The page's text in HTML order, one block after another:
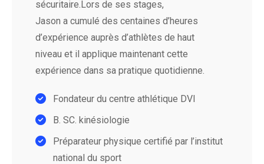
sécuritaire.Lors de ses stages,
Jason a cumulé des centaines d’heures
d’expérience auprès d’athlètes de haut
niveau et il applique maintenant cette
expérience dans sa pratique quotidienne.
Fondateur du centre athlétique DVI
B. SC. kinésiologie
Préparateur physique certifié par l’institut
national du sport